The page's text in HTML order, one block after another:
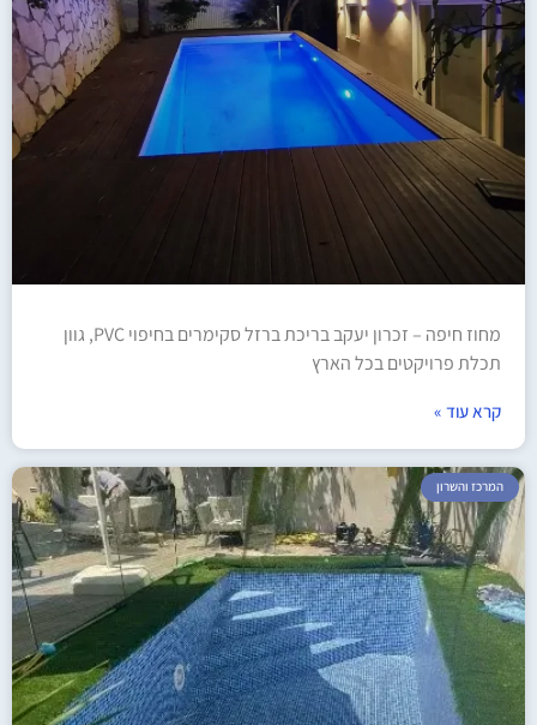
מחוז חיפה – זכרון יעקב בריכת ברזל סקימרים בחיפוי PVC, גוון
תכלת פרויקטים בכל הארץ
קרא עוד »
המרכז והשרון